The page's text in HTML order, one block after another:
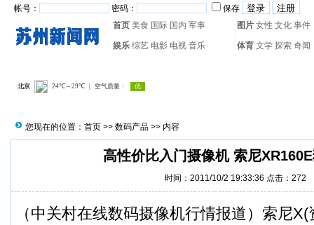
帐号： 密码：
保存
首页 美食 国际 国内 军事 图片 女性 文化 事件
娱乐 综艺 电影 电视 音乐 体育 文学 探索 奇闻
您现在的位置： 首页 >> 数码产品 >> 内容
高性价比入门摄像机 索尼
时间：2011/10/2 19:33:36 点击： 272
（中关村在线数码摄像机行情报道）索尼